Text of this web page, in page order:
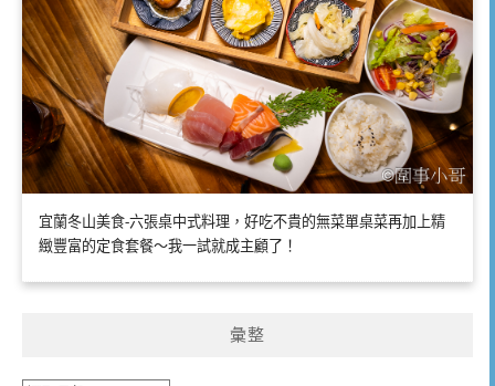
宜蘭冬山美食-六張桌中式料理，好吃不貴的無菜單桌菜再加上精
緻豐富的定食套餐～我一試就成主顧了！
彙整